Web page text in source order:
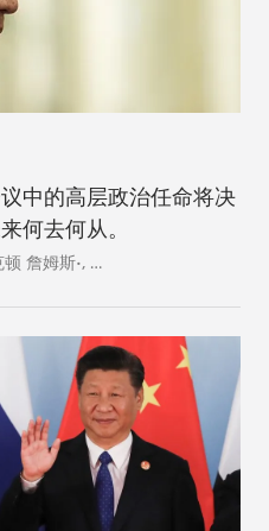
中的高层政治任命将决
何去何从。
詹姆斯•, …